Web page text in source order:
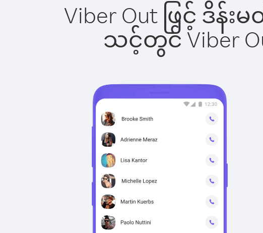
Viber Out ဖြင့် ဒိ
သင့်တွင် Viber